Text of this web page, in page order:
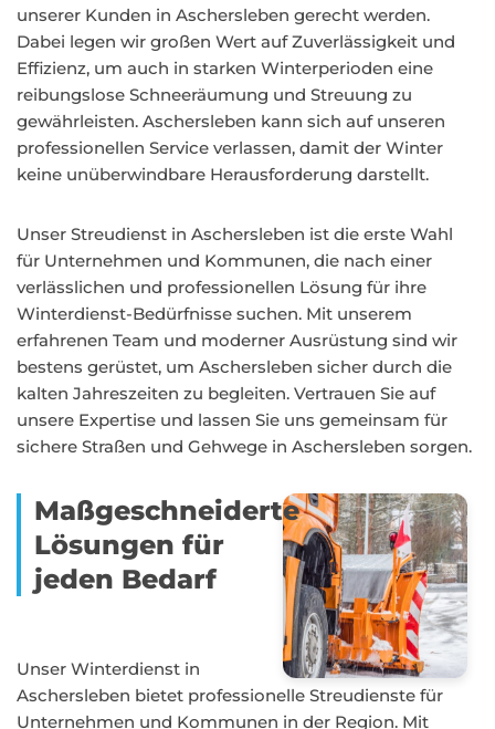
unserer Kunden in Aschersleben gerecht werden.
Dabei legen wir großen Wert auf Zuverlässigkeit und
Effizienz, um auch in starken Winterperioden eine
reibungslose Schneeräumung und Streuung zu
gewährleisten. Aschersleben kann sich auf unseren
professionellen Service verlassen, damit der Winter
keine unüberwindbare Herausforderung darstellt.
Unser Streudienst in Aschersleben ist die erste Wahl
für Unternehmen und Kommunen, die nach einer
verlässlichen und professionellen Lösung für ihre
Winterdienst-Bedürfnisse suchen. Mit unserem
erfahrenen Team und moderner Ausrüstung sind wir
bestens gerüstet, um Aschersleben sicher durch die
kalten Jahreszeiten zu begleiten. Vertrauen Sie auf
unsere Expertise und lassen Sie uns gemeinsam für
sichere Straßen und Gehwege in Aschersleben sorgen.
Maßgeschneiderte
Lösungen für
jeden Bedarf
Unser Winterdienst in
Aschersleben bietet professionelle Streudienste für
Unternehmen und Kommunen in der Region. Mit